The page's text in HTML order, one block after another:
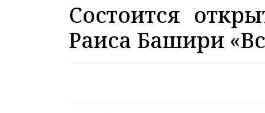
Cостоится
Раиса Башири